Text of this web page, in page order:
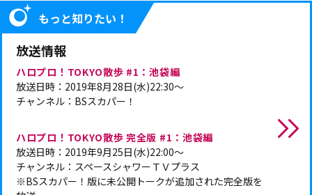
もっと知りたい！
放送情報
ハロプロ！TOKYO散歩 #1：池袋編
放送日時：2019年8月28日(水)22:30～
チャンネル：BSスカパー！
ハロプロ！TOKYO散歩 完全版 #1：池袋編
放送日時：2019年9月25日(水)22:00～
チャンネル：スペースシャワーＴＶプラス
※BSスカパー！版に未公開トークが追加された完全版を